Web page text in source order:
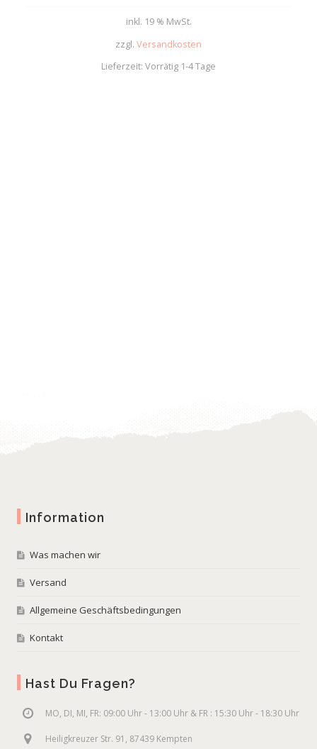
inkl. 19 % MwSt.
zzgl. Versandkosten
Lieferzeit: Vorrätig 1-4 Tage
Information
Was machen wir
Versand
Allgemeine Geschäftsbedingungen
Kontakt
Hast Du Fragen?
MO, DI, MI, FR: 09:00 Uhr - 13:00 Uhr & FR : 15:30 Uhr - 18:30 Uhr
Heiligkreuzer Str. 91, 87439 Kempten